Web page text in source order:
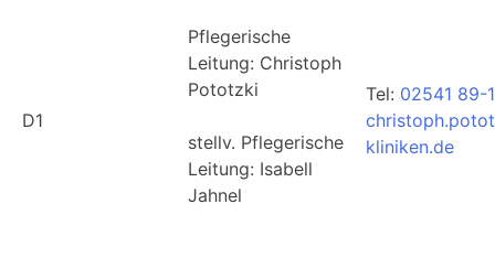
D1
Pflegerische
Leitung: Christoph
Pototzki
stellv. Pflegerische
Leitung: Isabell
Jahnel
Tel: 02541 89-
kliniken.de